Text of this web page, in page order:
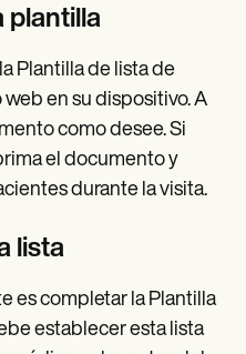
plantilla
Plantilla de lista de
en su dispositivo. A
como desee. Si
el documento y
durante la visita.
lista
es completar la Plantilla
establecer esta lista